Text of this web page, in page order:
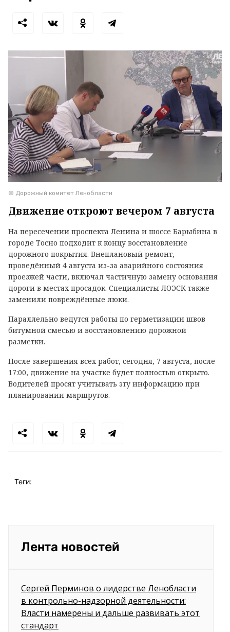
© Дорожный комитет Ленобласти
Движение откроют вечером 7 августа
На пересечении проспекта Ленина и шоссе Барыбина в
городе Тосно подходит к концу восстановление
дорожного покрытия. Внеплановый ремонт,
проведённый 4 августа из-за аварийного состояния
проезжей части, включал частичную замену основания
дороги в местах просадок. Специалисты ЛОЭСК также
заменили повреждённые люки.
Параллельно ведутся работы по герметизации швов
битумной смесью и восстановлению дорожной
разметки.
После завершения всех работ, сегодня, 7 августа, после
17:00, движение на участке будет полностью открыто.
Водителей просят учитывать эту информацию при
планировании маршрутов.
Теги:
Лента новостей
Сергей Перминов о лидерстве Ленобласти
в контрольно-надзорной деятельности:
Власти намерены и дальше развивать этот
стандарт